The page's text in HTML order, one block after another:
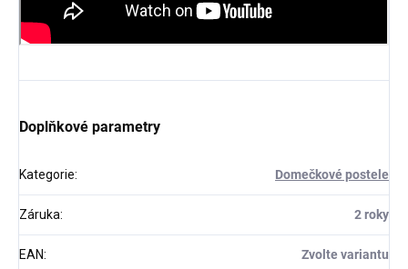
Doplňkové parametry
Kategorie: Domečkové postele
Záruka: 2 roky
EAN: Zvolte variantu